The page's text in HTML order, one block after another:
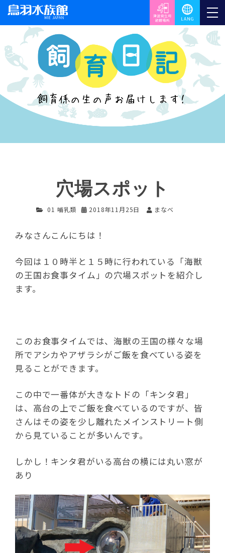
穴場スポット
01 哺乳類 2018年11月25日 まなべ
みなさんこんにちは！
今回は１０時半と１５時に行われている「海獣
の王国お食事タイム」の穴場スポットを紹介し
ます。
このお食事タイムでは、海獣の王国の様々な場
所でアシカやアザラシがご飯を食べている姿を
見ることができます。
この中で一番体が大きなトドの「キンタ君」
は、高台の上でご飯を食べているのですが、皆
さんはその姿を少し離れたメインストリート側
から見ていることが多いんです。
しかし！キンタ君がいる高台の横には丸い窓が
あり